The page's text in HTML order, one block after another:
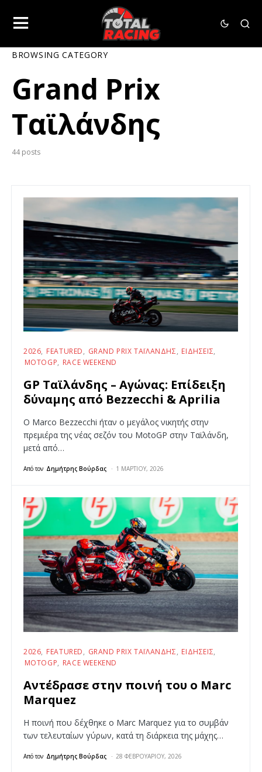
BROWSING CATEGORY
Grand Prix
Ταϊλάνδης
44 posts
2026 FEATURED GRAND PRIX ΤΑΪΛΆΝΔΗΣ
ΕΙΔΉΣΕΙΣ
MOTOGP
RACE WEEKEND
GP Ταϊλάνδης – Αγώνας: Επίδειξη
δύναμης από Bezzecchi & Aprilia
Ο Marco Bezzecchi ήταν ο μεγάλος νικητής στην
πρεμιέρα της νέας σεζόν του MotoGP στην Ταϊλάνδη,
μετά από…
Από τον Δημήτρης Βούρδας 1 ΜΑΡΤΊΟΥ, 2026
2026 FEATURED GRAND PRIX ΤΑΪΛΆΝΔΗΣ
ΕΙΔΉΣΕΙΣ
MOTOGP
RACE WEEKEND
Αντέδρασε στην ποινή του ο Marc
Marquez
H ποινή που δέχθηκε ο Marc Marquez για το συμβάν
των τελευταίων γύρων, κατά τη διάρκεια της μάχης…
Από τον Δημήτρης Βούρδας 28 ΦΕΒΡΟΥΑΡΊΟΥ, 2026